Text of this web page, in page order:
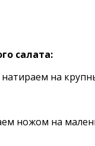
салата:
на
ножом на